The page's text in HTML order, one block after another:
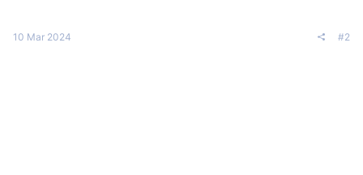
10 Mar 2024 #2